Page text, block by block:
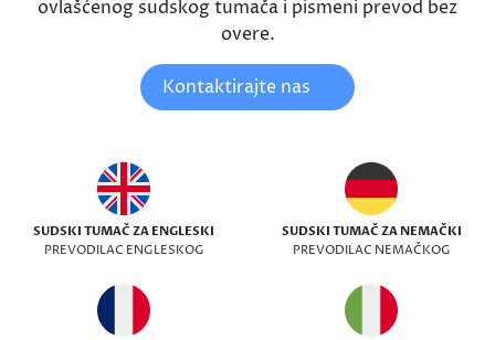
ovlašćenog sudskog tumača i pismeni prevod bez
overe.
Kontaktirajte nas
SUDSKI TUMAČ ZA ENGLESKI
PREVODILAC ENGLESKOG
SUDSKI TUMAČ ZA NEMAČKI
PREVODILAC NEMAČKOG